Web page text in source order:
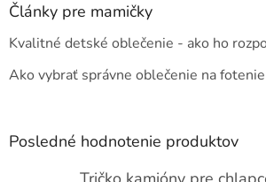
Články pre mamičky
Kvalitné detské oblečenie - ako ho
Ako vybrať správne oblečenie na
Posledné hodnotenie produktov